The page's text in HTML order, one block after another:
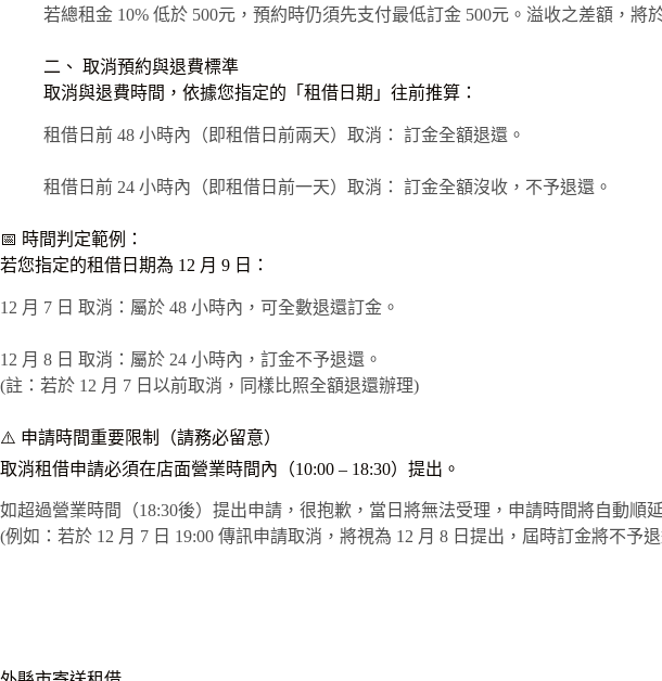
若總租金 10% 低於 500元，預約時仍須先支付最低訂金 500元。溢收之差額，將
二、 取消預約與退費標準
取消與退費時間，依據您指定的「租借日期」往前推算：
租借日前 48 小時內（即租借日前兩天）取消： 訂金全額退還。
租借日前 24 小時內（即租借日前一天）取消： 訂金全額沒收，不予退還。
📅 時間判定範例：
若您指定的租借日期為 12 月 9 日：
12 月 7 日 取消：屬於 48 小時內，可全數退還訂金。
12 月 8 日 取消：屬於 24 小時內，訂金不予退還。
(註：若於 12 月 7 日以前取消，同樣比照全額退還辦理)
⚠️ 申請時間重要限制（請務必留意）
取消租借申請必須在店面營業時間內（10:00 – 18:30）提出。
如超過營業時間（18:30後）提出申請，很抱歉，當日將無法受理，申請時間將自動順
(例如：若於 12 月 7 日 19:00 傳訊申請取消，將視為 12 月 8 日提出，屆時訂金將不予